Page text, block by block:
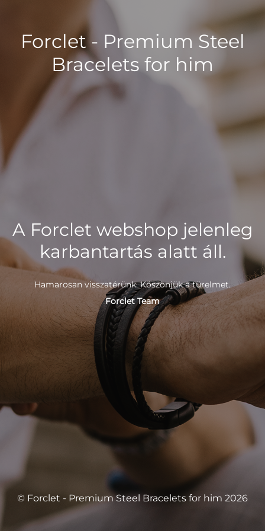
Forclet - Premium Steel
Bracelets for him
A Forclet webshop jelenleg
karbantartás alatt áll.
Hamarosan visszatérünk. Köszönjük a türelmet.
Forclet Team
© Forclet - Premium Steel Bracelets for him 2026